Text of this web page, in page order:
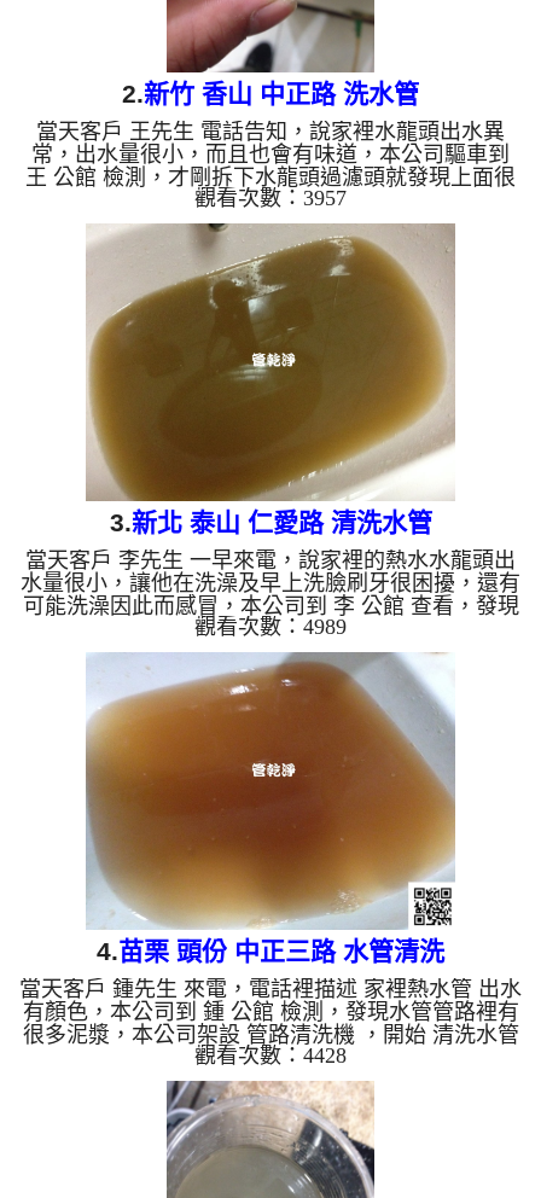
2.新竹 香山 中正路 洗水管
當天客戶 王先生 電話告知，說家裡水龍頭出水異
常，出水量很小，而且也會有味道，本公司驅車到
王 公館 檢測，才剛拆下水龍頭過濾頭就發現上面很
多異物在上面，本公司架設 管路清洗機 ，開始 清洗
水管 ，黃水及異物從水龍頭流出，而且還帶有小石
頭一直狂噴，如下圖及影片，客戶 王先生 看到都嚇
了一跳，水管宛如聚寶盆般的， 水管清洗 約兩個小
時後，出水不會再有髒東西掉出來了，王先生 可安
心用水了。 清洗水管, 水管清洗, 洗水管, 熱水管堵塞,
熱水忽冷忽熱 ...
觀看次數：3957
3.新北 泰山 仁愛路 清洗水管
當天客戶 李先生 一早來電，說家裡的熱水水龍頭出
水量很小，讓他在洗澡及早上洗臉刷牙很困擾，還有
可能洗澡因此而感冒，本公司到 李 公館 查看，發現
管路中很多鐵鏽及爛泥，本公司架設 管路清洗機 ，
開始 清洗水管 ，黃水從水龍頭流出，而且還帶有一
塊塊小石頭，如下圖及影片，客戶 李先生 看到自家
用水水管怎麼堵了這麼多東西， 水管清洗 約兩個小
時後，出水不會再有顏色了，也沒有髒東西掉出來
了，李先生 總算能好好洗個澡了。 清洗水管, 水管清
洗, 洗水管, 熱水管堵塞, 熱水忽冷忽熱 ...
觀看次數：4989
4.苗栗 頭份 中正三路 水管清洗
當天客戶 鍾先生 來電，電話裡描述 家裡熱水管 出水
有顏色，本公司到 鍾 公館 檢測，發現水管管路裡有
很多泥漿，本公司架設 管路清洗機 ，開始 清洗水管
，黃水從水龍頭流出，如下圖及影片，客戶 鍾先生
看到自家用水怎麼這麼不安全， 水管清洗 約兩個小
時後，出水不會再有顏色了，因管壁已經清洗乾淨，
鍾先生 能安心用水了。 清洗水管, 水管清洗, 洗水管,
熱水管堵塞, 熱水忽冷忽熱 ...
觀看次數：4428